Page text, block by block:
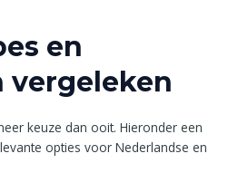
en
vergeleken
keuze dan ooit. Hieronder een
opties voor Nederlandse en